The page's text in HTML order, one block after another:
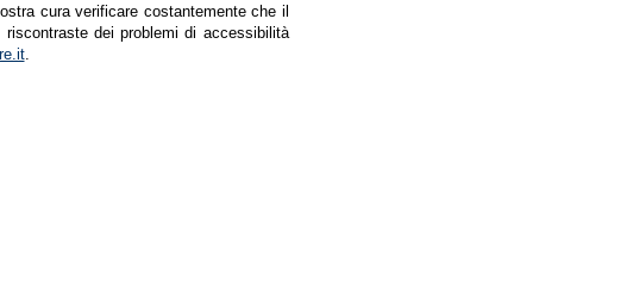
cura verificare costantemente che il
dei problemi di accessibilità
.